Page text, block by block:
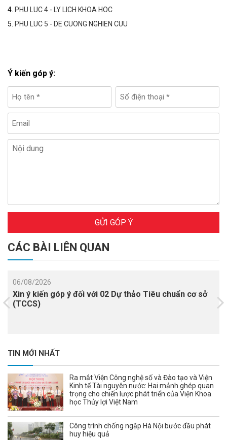
4. PHU LUC 4 - LY LICH KHOA HOC
5. PHU LUC 5 - DE CUONG NGHIEN CUU
Ý kiến góp ý:
GỬI GÓP Ý
CÁC BÀI LIÊN QUAN
06/08/2026
Xin ý kiến góp ý đối với 02 Dự thảo Tiêu chuẩn cơ sở
(TCCS)
TIN MỚI NHẤT
Ra mắt Viện Công nghệ số và Đào tạo và Viện
Kinh tế Tài nguyên nước: Hai mảnh ghép quan
trọng cho chiến lược phát triển của Viện Khoa
học Thủy lợi Việt Nam
Công trình chống ngập Hà Nội bước đầu phát
huy hiệu quả